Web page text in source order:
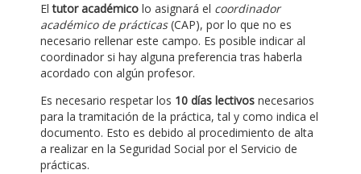
Eltutor académico lo asignará el coordinador
académico de prácticas(CAP), por lo que no es
necesario rellenar este campo. Es posible indicar al
coordinador si hay alguna preferencia tras haberla
acordado con algún profesor.
Es necesario respetar los 10 días lectivos necesarios
para la tramitación de la práctica, tal y como indica el
documento. Esto es debido al procedimiento de alta
a realizar en la Seguridad Social por el Servicio de
prácticas.